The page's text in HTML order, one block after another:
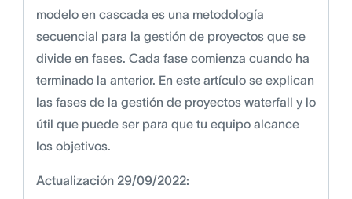
modelo en cascada es una metodología
secuencial para la gestión de proyectos que se
divide en fases. Cada fase comienza cuando ha
terminado la anterior. En este artículo se explican
las fases de la gestión de proyectos waterfall y lo
útil que puede ser para que tu equipo alcance
los objetivos.
Actualización 29/09/2022: